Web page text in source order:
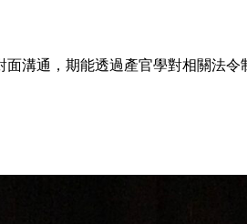
溝通，期能透過產官學對相關法